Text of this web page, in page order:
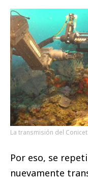
La transmisión del
Por eso, se
nuevamente